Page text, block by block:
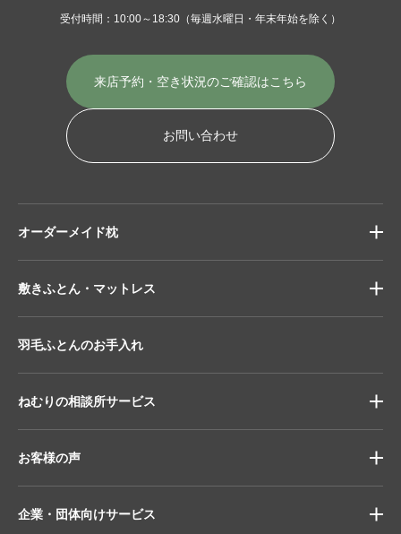
受付時間：10:00～18:30 （毎週水曜日・年末年始を除く）
来店予約・空き状況のご確認はこちら
お問い合わせ
オーダーメイド枕
敷きふとん・マットレス
羽毛ふとんのお手入れ
ねむりの相談所サービス
お客様の声
企業・団体向けサービス